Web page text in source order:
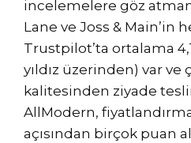
incelemelere göz
Lane ve Joss & Main’in
Trustpilot’ta ortalama 4,1
yıldız üzerinden) var
kalitesinden ziyade
AllModern,
açısından birçok puan